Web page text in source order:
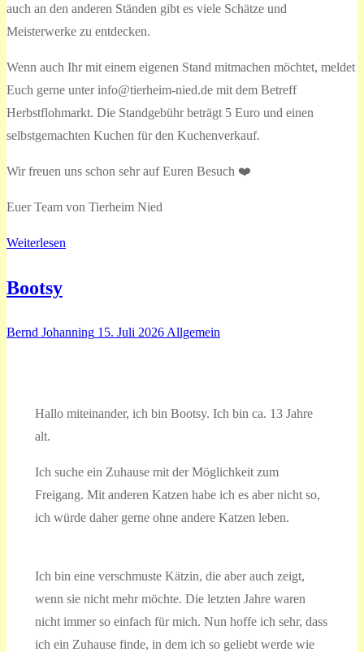
auch an den anderen Ständen gibt es viele Schätze und
Meisterwerke zu entdecken.
Wenn auch Ihr mit einem eigenen Stand mitmachen möchtet, meldet
Euch gerne unter info@tierheim-nied.de mit dem Betreff
Herbstflohmarkt. Die Standgebühr beträgt 5 Euro und einen
selbstgemachten Kuchen für den Kuchenverkauf.
Wir freuen uns schon sehr auf Euren Besuch ❤️
Euer Team von Tierheim Nied
Weiterlesen
Bootsy
Bernd Johanning 15. Juli 2026 Allgemein
Hallo miteinander, ich bin Bootsy. Ich bin ca. 13 Jahre
alt.
Ich suche ein Zuhause mit der Möglichkeit zum
Freigang. Mit anderen Katzen habe ich es aber nicht so,
ich würde daher gerne ohne andere Katzen leben.
Ich bin eine verschmuste Kätzin, die aber auch zeigt,
wenn sie nicht mehr möchte. Die letzten Jahre waren
nicht immer so einfach für mich. Nun hoffe ich sehr, dass
ich ein Zuhause finde, in dem ich so geliebt werde wie